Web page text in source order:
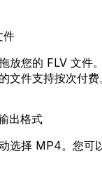
件
放您的 FLV 文件
文件支持按次付费
出格式
选择 MP4。您可